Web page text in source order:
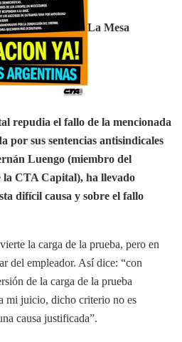
La Mesa
repudia el fallo de la mencionada
por sus sentencias antisindicales
Luengo (miembro del
CTA Capital), ha llevado
difícil causa y sobre el fallo
la carga de la prueba, pero en
del empleador. Así dice: “con
de la carga de la prueba
mi juicio, dicho criterio no es
causa justificada”.